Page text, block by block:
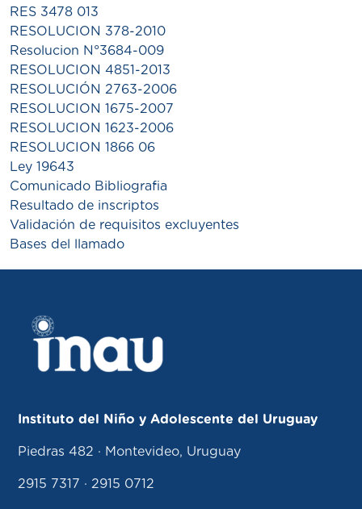
RES 3478 013
RESOLUCION 378-2010
Resolucion N°3684-009
RESOLUCION 4851-2013
RESOLUCIÓN 2763-2006
RESOLUCION 1675-2007
RESOLUCION 1623-2006
RESOLUCION 1866 06
Ley 19643
Comunicado Bibliografia
Resultado de inscriptos
Validación de requisitos excluyentes
Bases del llamado
Instituto del Niño y Adolescente del Uruguay
Piedras 482 · Montevideo, Uruguay
2915 7317 · 2915 0712